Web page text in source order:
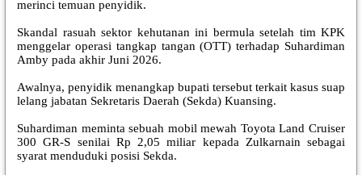
merinci temuan penyidik.
Skandal rasuah sektor kehutanan ini bermula setelah tim KPK
menggelar operasi tangkap tangan (OTT) terhadap Suhardiman
Amby pada akhir Juni 2026.
Awalnya, penyidik menangkap bupati tersebut terkait kasus suap
lelang jabatan Sekretaris Daerah (Sekda) Kuansing.
Suhardiman meminta sebuah mobil mewah Toyota Land Cruiser
300 GR-S senilai Rp 2,05 miliar kepada Zulkarnain sebagai
syarat menduduki posisi Sekda.